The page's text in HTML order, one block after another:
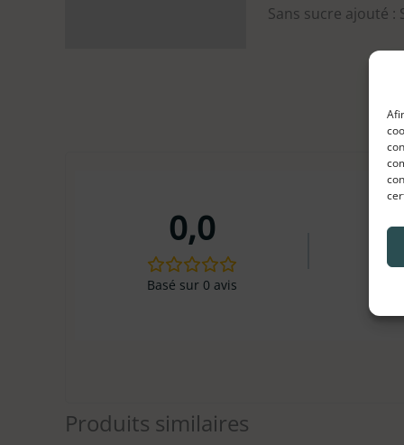
Sans sucre ajouté :
0,0
Basé sur 0 avis
Produits similaires